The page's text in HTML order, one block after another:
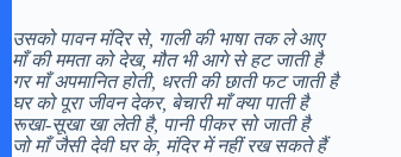
उसको पावन मंदिर से, गाली की भाषा तक ले आए
माँ की ममता को देख, मौत भी आगे से हट जाती है
गर माँ अपमानित होती, धरती की छाती फट जाती है
घर को पूरा जीवन देकर, बेचारी माँ क्या पाती है
रूखा-सूखा खा लेती है, पानी पीकर सो जाती है
जो माँ जैसी देवी घर के, मंदिर में नहीं रख सकते हैं